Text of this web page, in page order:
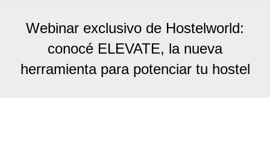
Webinar exclusivo de Hostelworld:
conocé ELEVATE, la nueva
herramienta para potenciar tu hostel